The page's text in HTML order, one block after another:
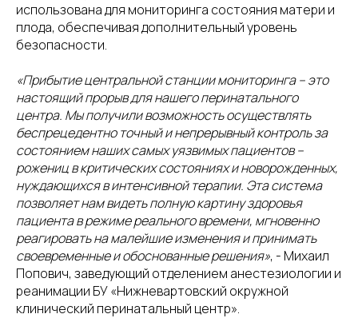
использована для мониторинга состояния матери и
плода, обеспечивая дополнительный уровень
безопасности.
«Прибытие центральной станции мониторинга – это
настоящий прорыв для нашего перинатального
центра. Мы получили возможность осуществлять
беспрецедентно точный и непрерывный контроль за
состоянием наших самых уязвимых пациентов –
рожениц в критических состояниях и новорожденных,
нуждающихся в интенсивной терапии. Эта система
позволяет нам видеть полную картину здоровья
пациента в режиме реального времени, мгновенно
реагировать на малейшие изменения и принимать
своевременные и обоснованные решения», - Михаил
Попович, заведующий отделением анестезиологии и
реанимации БУ «Нижневартовский окружной
клинический перинатальный центр».